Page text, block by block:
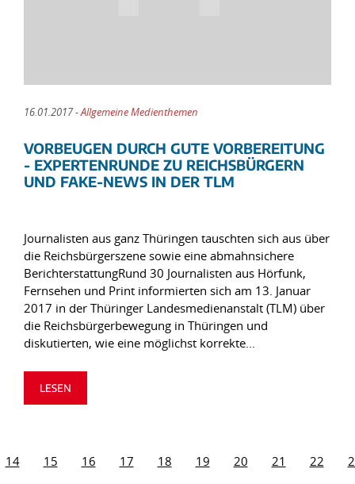
16.01.2017 -Allgemeine Medienthemen
VORBEUGEN DURCH GUTE VORBEREITUNG
- EXPERTENRUNDE ZU REICHSBÜRGERN
UND FAKE-NEWS IN DER TLM
Journalisten aus ganz Thüringen tauschten sich aus über
die Reichsbürgerszene sowie eine abmahnsichere
BerichterstattungRund 30 Journalisten aus Hörfunk,
Fernsehen und Print informierten sich am 13. Januar
2017 in der Thüringer Landesmedienanstalt (TLM) über
die Reichsbürgerbewegung in Thüringen und
diskutierten, wie eine möglichst korrekte...
LESEN
14 15 16 17 18 19 20 21 22